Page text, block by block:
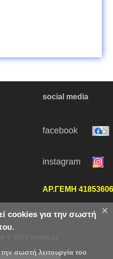
cookies για την σωστή
σωστή λειτουργία του
×
social media
facebook
instagram
ΑΡ.ΓΕΜΗ
itools.gr